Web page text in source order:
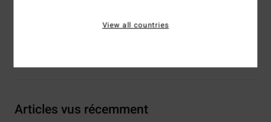
Articles vus récemment
View all countries